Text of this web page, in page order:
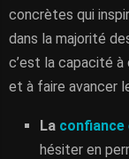
concrètes qui
dans la majorité
c’est la capacité à
et à faire avancer
La confiance
hésiter en